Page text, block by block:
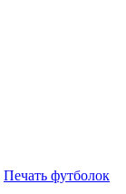
Печать футболок